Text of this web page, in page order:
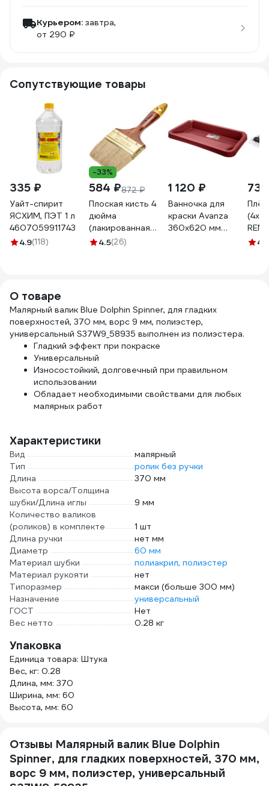
Курьером: завтра,
от 290 ₽
Сопутствующие товары
335 ₽
Уайт-спирит
ЯСХИМ, ПЭТ 1 л
4607059911743
4.9(118)
-33%
584 ₽872 ₽
Плоская кисть 4
дюйма
(лакированная
деревянная ручка,
4.5(26)
1 120 ₽
Ванночка для
краски Avanza
360х620 мм
73
(4х5
4.9
О товаре
Малярный валик Blue Dolphin Spinner, для гладких
поверхностей, 370 мм, ворс 9 мм, полиэстер,
универсальный S37W9_58935 выполнен из полиэстера.
Гладкий эффект при покраске
Универсальный
Износостойкий, долговечный при правильном
использовании
Обладает необходимыми свойствами для любых
малярных работ
Характеристики
Вид
малярный
Тип
ролик без ручки
Длина
370 мм
Высота ворса/Толщина
шубки/Длина иглы
9 мм
Количество валиков
(роликов) в комплекте
1 шт
Длина ручки
нет мм
Диаметр
60 мм
Материал шубки
полиакрил, полиэстер
Материал рукояти
нет
Типоразмер
макси (больше 300 мм)
Назначение
универсальный
ГОСТ
Нет
Вес нетто
0.28 кг
Упаковка
Единица товара: Штука
Вес, кг: 0.28
Длина, мм: 370
Ширина, мм: 60
Высота, мм: 60
Отзывы Малярный валик Blue Dolphin
Spinner, для гладких поверхностей, 370 мм,
ворс 9 мм, полиэстер, универсальный